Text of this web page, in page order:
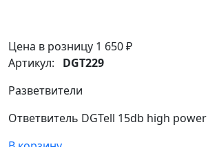
Цена в розницу 1 650 ₽
Артикул: DGT229
Разветвители
Ответвитель DGTell 15db high power